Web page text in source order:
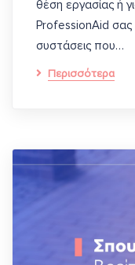
θέση εργασίας ή
ProfessionAid σας
συστάσεις που…
Περισσότερα